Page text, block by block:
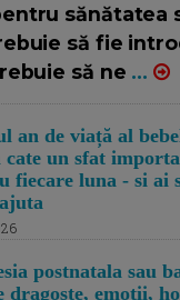
sănătatea
să fie
să ne ...
an de viață al
cate un sfat
fiecare luna - si ai
postnatala sau
dragoste, emotii,